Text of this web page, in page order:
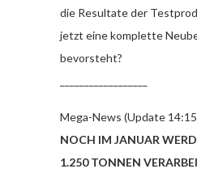
die Resultate der
jetzt eine komplette
bevorsteht?
Mega-News (Update
NOCH IM JANUAR
1.250 TONNEN